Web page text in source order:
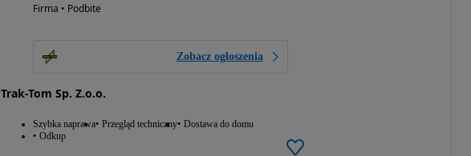
Firma • Podbite
Zobacz ogłoszenia
Trak-Tom Sp. Z.o.o.
Szybka naprawa Przegląd techniczny Dostawa do domu
Odkup